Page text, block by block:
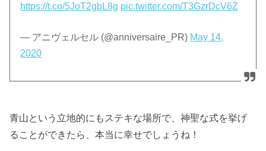
https://t.co/5JoT2gbL8g pic.twitter.com/T3GzrDcV6Z
— アニヴェルセル (@anniversaire_PR) May 14,
2020
青山という立地的にもステキな場所で、神聖な式を挙げ
ることができたら、本当に幸せでしょうね！